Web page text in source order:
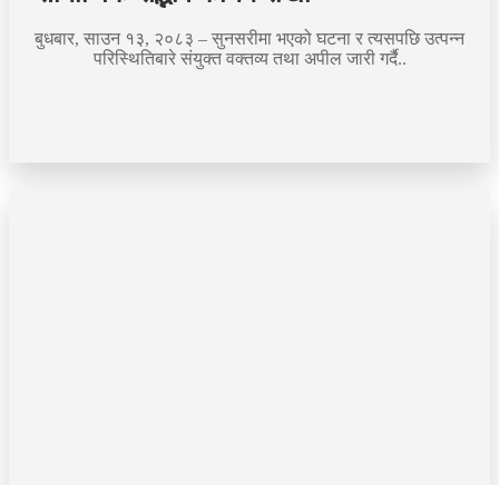
बुधबार, साउन १३, २०८३ – सुनसरीमा भएको घटना र त्यसपछि उत्पन्न
परिस्थितिबारे संयुक्त वक्तव्य तथा अपील जारी गर्दै..